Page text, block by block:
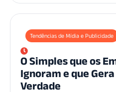
Tendências de Mídia e Publicidade
O Simples que os
Ignoram e que
Verdade